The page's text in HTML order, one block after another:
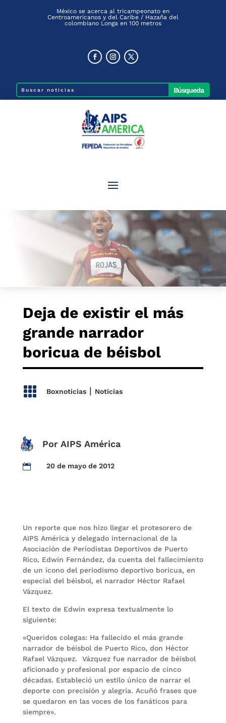
México se acerca al tricampeonato en
Centroamericanos y del Caribe / Hazaña del
colombiano Longa en 100 metros
Deja de existir el más
grande narrador
boricua de béisbol
 Boxnoticias| Noticias
Por AIPS América
 20 de mayo de 2012
Un reporte que nos hizo llegar el protesorero de
AIPS América y delegado internacional de la
Asociación de Periodistas Deportivos de Puerto
Rico, Edwin Fernández, da cuenta del fallecimiento
de un ícono del periodismo deportivo boricua, en
especial del béisbol, el narrador Héctor Rafael
Vázquez.
El texto de Edwin expresa textualmente lo
siguiente:
«Queridos colegas: Ha fallecido el más grande
narrador de béisbol de Puerto Rico, don Héctor
Rafael Vázquez. Vázquez fue narrador de béisbol
aficionado y profesional por espacio de cinco
décadas. Estableció un estilo único de narrar el
deporte con precisión y alegría. Acuñó frases que
se quedaron en las voces de los fanáticos para
siempre».